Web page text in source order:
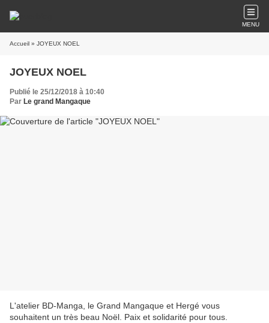
MENU
Accueil » JOYEUX NOEL
JOYEUX NOEL
Publié le 25/12/2018 à 10:40
Par Le grand Mangaque
L'atelier BD-Manga, le Grand Mangaque et Hergé vous
souhaitent un très beau Noël. Paix et solidarité pour tous.